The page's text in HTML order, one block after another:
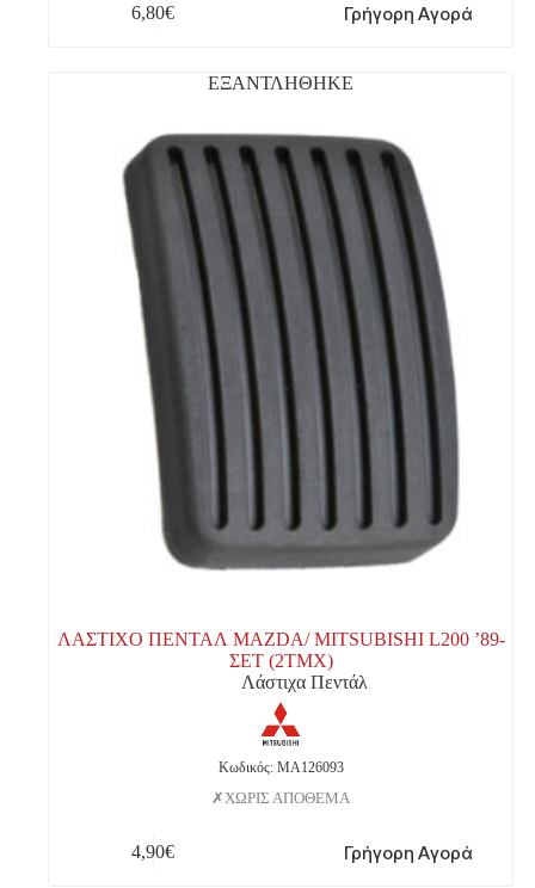
6,80€ Γρήγορη Αγορά
ΕΞΑΝΤΛΗΘΗΚΕ
ΛΑΣΤΙΧΟ ΠΕΝΤΑΛ MAZDA/ MITSUBISHI L200 ’89-
ΣΕΤ (2ΤΜΧ)
Λάστιχα Πεντάλ
Κωδικός: MA126093
ΧΩΡΙΣ ΑΠΟΘΕΜΑ
4,90€ Γρήγορη Αγορά